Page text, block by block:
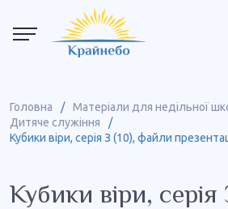
Головна / Матеріали для недільної
Дитяче служіння
/
Кубики віри, серія З (10), файли
Кубики віри, серія